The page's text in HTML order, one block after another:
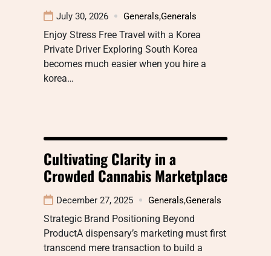
July 30, 2026 Generals,Generals
Enjoy Stress Free Travel with a Korea
Private Driver Exploring South Korea
becomes much easier when you hire a
korea…
Cultivating Clarity in a
Crowded Cannabis Marketplace
December 27, 2025 Generals,Generals
Strategic Brand Positioning Beyond
ProductA dispensary’s marketing must first
transcend mere transaction to build a